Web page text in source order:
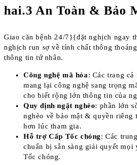
hai.3 An Toàn & Bảo
Giao căn bệnh 24/7}{đặt nghịch ngay
nghịch run sợ về tính chất thông
thông tin tứ nhân.
Công nghệ mã hóa: Các trang
mang lại công nghệ sang trọng
cho biết rộng lớn thông tin của
Quy định ngặt nghèo: phần lớn
nghèo về bảo mật & quyền
hơn lúc tham gia.
Hỗ trợ Cấp Tốc chóng: Các
chuẩn bị sẵn sàng giải quyết
Tốc chóng.